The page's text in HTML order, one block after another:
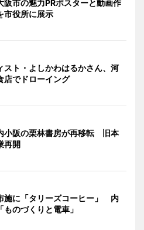
阪市の魅力PRポスターと動画作
役所に展示
スト・よしかわはるかさん、河
店でドローイング
小阪の栗林書房が再移転 旧本
再開
施に「タリーズコーヒー」 内
のづくりと電車」